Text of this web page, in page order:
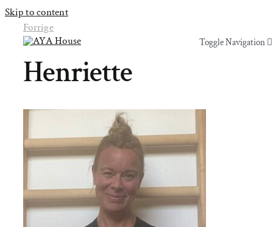
Skip to content
Toggle Navigation
Yoga & Bevægelse
Behandling
Events
Uddannelser & kurser
Lokaler
Toggle Navigation
Yoga & Bevægelse
Events
Uddannelser & kurser
Forrige
Henriette